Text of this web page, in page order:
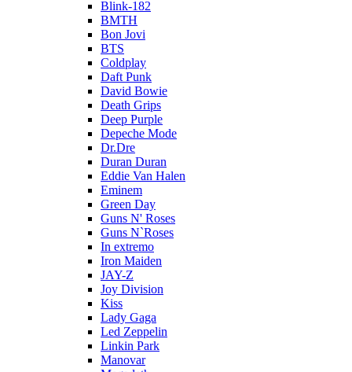
Blink-182
BMTH
Bon Jovi
BTS
Coldplay
Daft Punk
David Bowie
Death Grips
Deep Purple
Depeche Mode
Dr.Dre
Duran Duran
Eddie Van Halen
Eminem
Green Day
Guns N' Roses
Guns N`Roses
In extremo
Iron Maiden
JAY-Z
Joy Division
Kiss
Lady Gaga
Led Zeppelin
Linkin Park
Manovar